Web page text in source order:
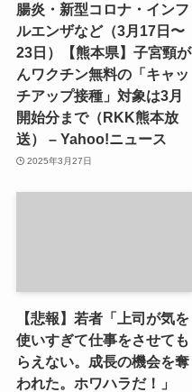
腸炎・新型コロナ・インフ
ルエンザなど（3月17日〜
23日）【熊本県】子宮頸が
んワクチン無料の「キャッ
チアップ接種」対象は3月
開始分まで（RKK熊本放
送） – Yahoo!ニュース
2025年3月27日
【悲報】若者「上司が気を
使いすぎて仕事をさせても
らえない。成長の機会を奪
われた。ホワハラだ！」